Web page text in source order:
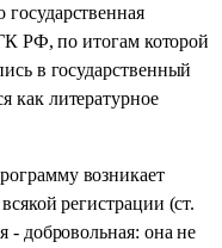
РФ, по итогам которой
в государственный
как литературное
возникает
регистрации (ст.
- добровольная: она не